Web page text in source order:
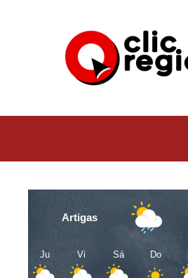
Artigas
Ju Vi Sá Do